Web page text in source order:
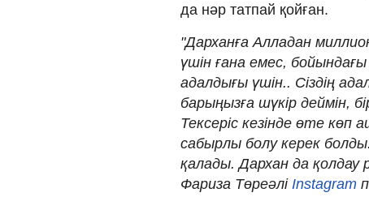
да нәр татпай қойған.
"Дарханға Алладан
үшін ғана емес,
адалдығы үшін.. Сіздің
барыңызға шүкір деймін,
Тексеріс кезінде өте көп
сабырлы болу керек
қалады. Дархан да қолдау
Фариза ТөреәліInstagram